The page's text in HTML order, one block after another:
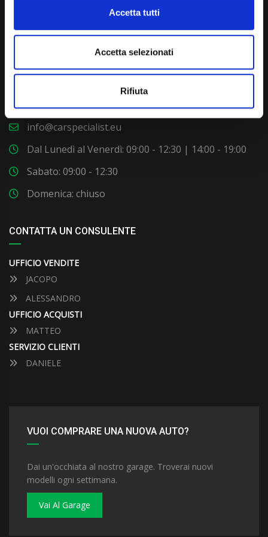
Accetta tutti
Accetta selezionati
Rifiuta
(+39) 031 431 3066
info@carspecialist.eu
Dal Lunedì al Venerdì: 09:00 - 12:30 | 14:00 - 19:00
Sabato: 09:00 - 12:30
Domenica: chiuso
CONTATTA UN CONSULENTE
UFFICIO VENDITE
JACOPO
ALESSANDRO
UFFICIO ACQUISTI
MATTEO
SERVIZIO CLIENTI
DANIELE
VUOI COMPRARE UNA NUOVA AUTO?
Dai un'occhiata al nostro garage. Troverai nuovi
modelli ogni settimana.
Vai Al Garage